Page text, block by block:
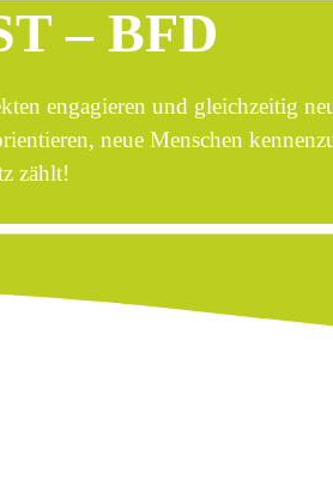
– BFD
engagieren und gleichzeitig
neue Menschen
zählt!